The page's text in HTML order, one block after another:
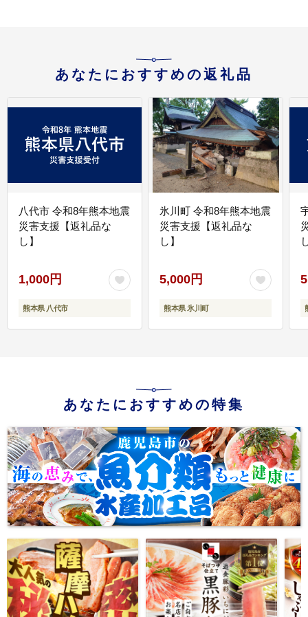
あなたにおすすめの返礼品
八代市 令和8年熊本地震
災害支援【返礼品な
し】
1,000円
熊本県 八代市
氷川町 令和8年熊本地震
災害支援【返礼品な
し】
5,000円
熊本県 氷川町
あなたにおすすめの特集